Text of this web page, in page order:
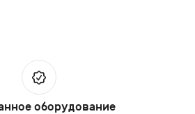
оборудование